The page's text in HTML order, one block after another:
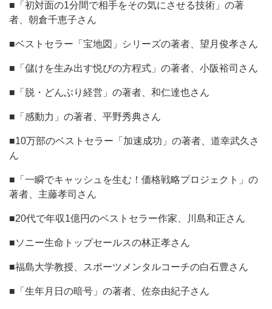
■「初対面の1分間で相手をその気にさせる技術」の著
者、朝倉千恵子さん
■ベストセラー「宝地図」シリーズの著者、望月俊孝さん
■「儲けを生み出す悦びの方程式」の著者、小阪裕司さん
■「脱・どんぶり経営」の著者、和仁達也さん
■「感動力」の著者、平野秀典さん
■10万部のベストセラー「加速成功」の著者、道幸武久さ
ん
■「一瞬でキャッシュを生む！価格戦略プロジェクト」の
著者、主藤孝司さん
■20代で年収1億円のベストセラー作家、川島和正さん
■ソニー生命トップセールスの林正孝さん
■福島大学教授、スポーツメンタルコーチの白石豊さん
■「生年月日の暗号」の著者、佐奈由紀子さん